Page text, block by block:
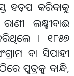
ହଡ଼ପ କରିବାକୁ
ଲକ୍ଷ୍ମୀବାଈ
। ୧୮୫୭
ବା ସିପାହୀ
ପୁତ୍ରକୁ ବାନ୍ଧି,